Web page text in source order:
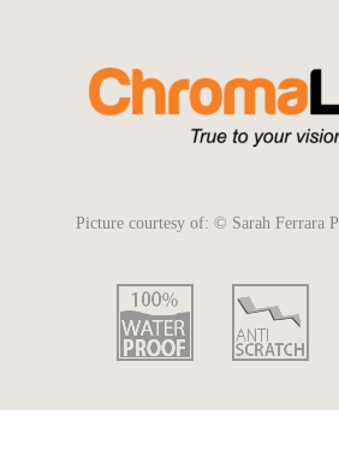
Picture courtesy of: © Sarah Ferrara